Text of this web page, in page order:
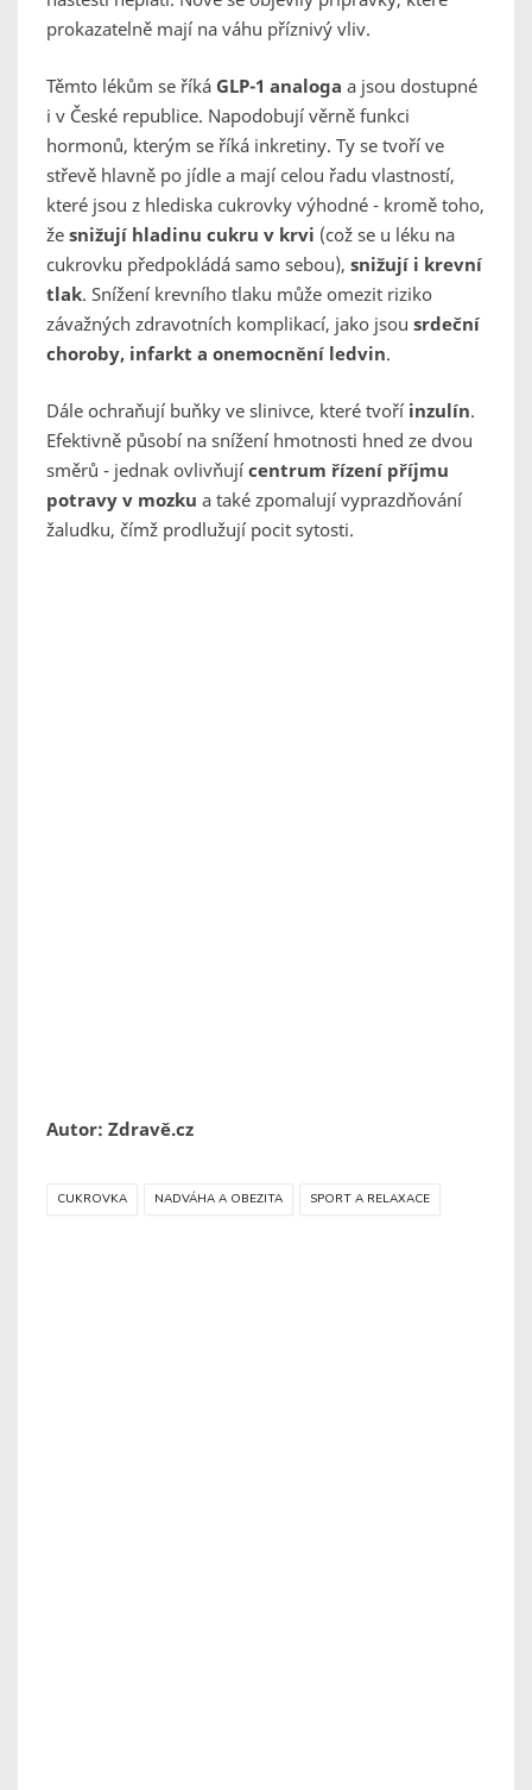
prokazatelně mají na váhu příznivý vliv.
Těmto lékům se říká GLP-1 analoga a jsou dostupné
i v České republice. Napodobují věrně funkci
hormonů, kterým se říká inkretiny. Ty se tvoří ve
střevě hlavně po jídle a mají celou řadu vlastností,
které jsou z hlediska cukrovky výhodné - kromě toho,
že snižují hladinu cukru v krvi (což se u léku na
cukrovku předpokládá samo sebou), snižují i krevní
tlak. Snížení krevního tlaku může omezit riziko
závažných zdravotních komplikací, jako jsou srdeční
choroby, infarkt a onemocnění ledvin.
Dále ochraňují buňky ve slinivce, které tvoří inzulín.
Efektivně působí na snížení hmotnosti hned ze dvou
směrů - jednak ovlivňují centrum řízení příjmu
potravy v mozku a také zpomalují vyprazdňování
žaludku, čímž prodlužují pocit sytosti.
Autor: Zdravě.cz
CUKROVKA NADVÁHA A OBEZITA SPORT A RELAXACE